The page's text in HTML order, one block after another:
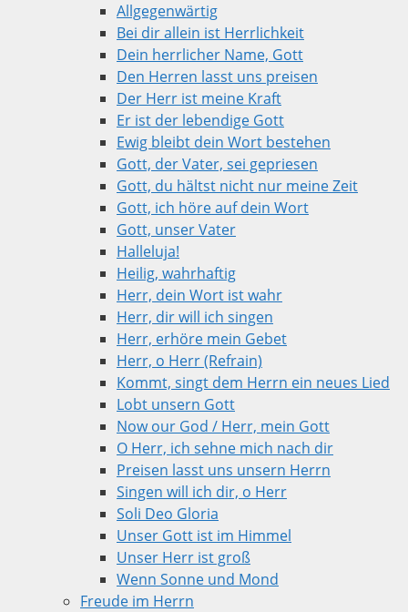
Allgegenwärtig
Bei dir allein ist Herrlichkeit
Dein herrlicher Name, Gott
Den Herren lasst uns preisen
Der Herr ist meine Kraft
Er ist der lebendige Gott
Ewig bleibt dein Wort bestehen
Gott, der Vater, sei gepriesen
Gott, du hältst nicht nur meine Zeit
Gott, ich höre auf dein Wort
Gott, unser Vater
Halleluja!
Heilig, wahrhaftig
Herr, dein Wort ist wahr
Herr, dir will ich singen
Herr, erhöre mein Gebet
Herr, o Herr (Refrain)
Kommt, singt dem Herrn ein neues Lied
Lobt unsern Gott
Now our God / Herr, mein Gott
O Herr, ich sehne mich nach dir
Preisen lasst uns unsern Herrn
Singen will ich dir, o Herr
Soli Deo Gloria
Unser Gott ist im Himmel
Unser Herr ist groß
Wenn Sonne und Mond
Freude im Herrn